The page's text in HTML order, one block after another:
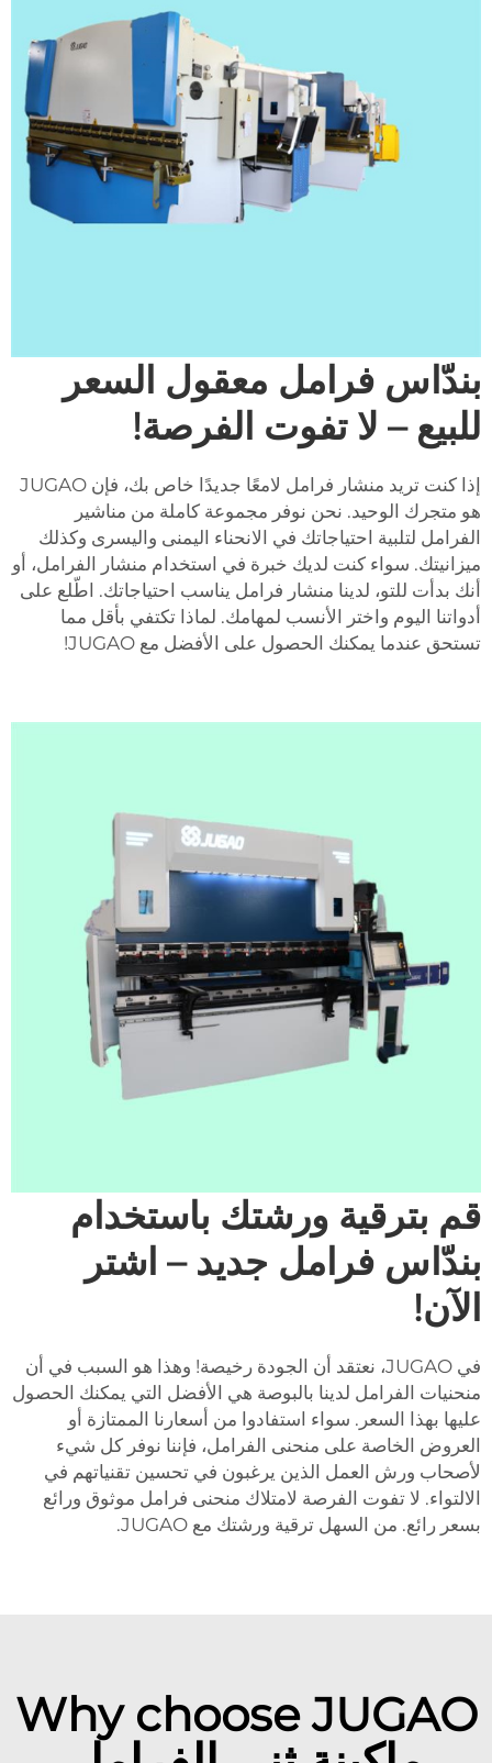
بندّاس فرامل معقول السعر
للبيع – لا تفوت الفرصة!
إذا كنت تريد منشار فرامل لامعًا جديدًا خاص بك، فإن JUGAO
هو متجرك الوحيد. نحن نوفر مجموعة كاملة من مناشير
الفرامل لتلبية احتياجاتك في الانحناء اليمنى واليسرى وكذلك
ميزانيتك. سواء كنت لديك خبرة في استخدام منشار الفرامل، أو
أنك بدأت للتو، لدينا منشار فرامل يناسب احتياجاتك. اطّلع على
أدواتنا اليوم واختر الأنسب لمهامك. لماذا تكتفي بأقل مما
تستحق عندما يمكنك الحصول على الأفضل مع JUGAO!
قم بترقية ورشتك باستخدام
بندّاس فرامل جديد – اشتر
الآن!
في JUGAO، نعتقد أن الجودة رخيصة! وهذا هو السبب في أن
منحنيات الفرامل لدينا بالبوصة هي الأفضل التي يمكنك الحصول
عليها بهذا السعر. سواء استفادوا من أسعارنا الممتازة أو
العروض الخاصة على منحنى الفرامل، فإننا نوفر كل شيء
لأصحاب ورش العمل الذين يرغبون في تحسين تقنياتهم في
الالتواء. لا تفوت الفرصة لامتلاك منحنى فرامل موثوق ورائع
بسعر رائع. من السهل ترقية ورشتك مع JUGAO.
Why choose JUGAO